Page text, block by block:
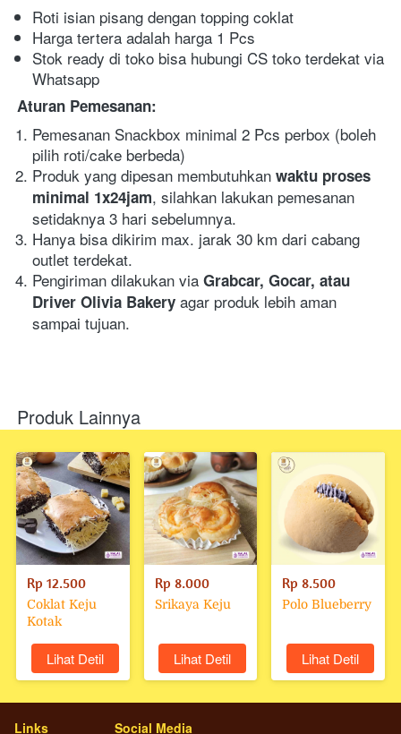
Roti isian pisang dengan topping coklat
Harga tertera adalah harga 1 Pcs
Stok ready di toko bisa hubungi CS toko terdekat via
Whatsapp
Aturan Pemesanan:
Pemesanan Snackbox minimal 2 Pcs perbox (boleh
pilih roti/cake berbeda)
Produk yang dipesan membutuhkan waktu proses
minimal 1x24jam, silahkan lakukan pemesanan
setidaknya 3 hari sebelumnya.
Hanya bisa dikirim max. jarak 30 km dari cabang
outlet terdekat.
Pengiriman dilakukan via Grabcar, Gocar, atau
Driver Olivia Bakery agar produk lebih aman
sampai tujuan.
Produk Lainnya
Rp 12.500
Coklat Keju
Kotak
`Lihat Detil
Rp 8.000
Srikaya Keju
`Lihat Detil
Rp 8.500
Polo Blueberry
`Lihat Detil
Links Social Media